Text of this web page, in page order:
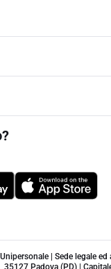
| Sede legale
35127 Padova (PD) |